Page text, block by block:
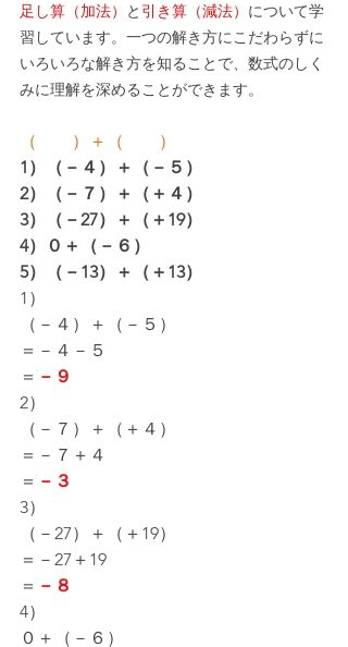
足し算（加法）
と 引き算（減法） について学
習しています。一つの解き方にこだわらずに
いろいろな解き方を知ることで、数式のしく
みに理解を深めることができます。
（　　）＋（　　）
1）（－４）＋（－５）
2）（－７）＋（＋４）
3）（－27）＋（＋19）
4）０＋（－６）
5）（－13）＋（＋13）
1）
（－４）＋（－５）
＝－４－５
＝ －９
2）
（－７）＋（＋４）
＝－７＋４
＝ －３
3）
（－27）＋（＋19）
＝－27＋19
＝ －８
4）
０＋（－６）